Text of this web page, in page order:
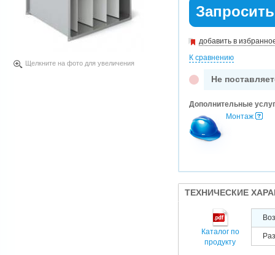
Щелкните на фото для увеличения
добавить в
К сравнению
Не
Дополнительные
Монтаж
ТЕХНИЧЕСКИЕ
Каталог по
продукту